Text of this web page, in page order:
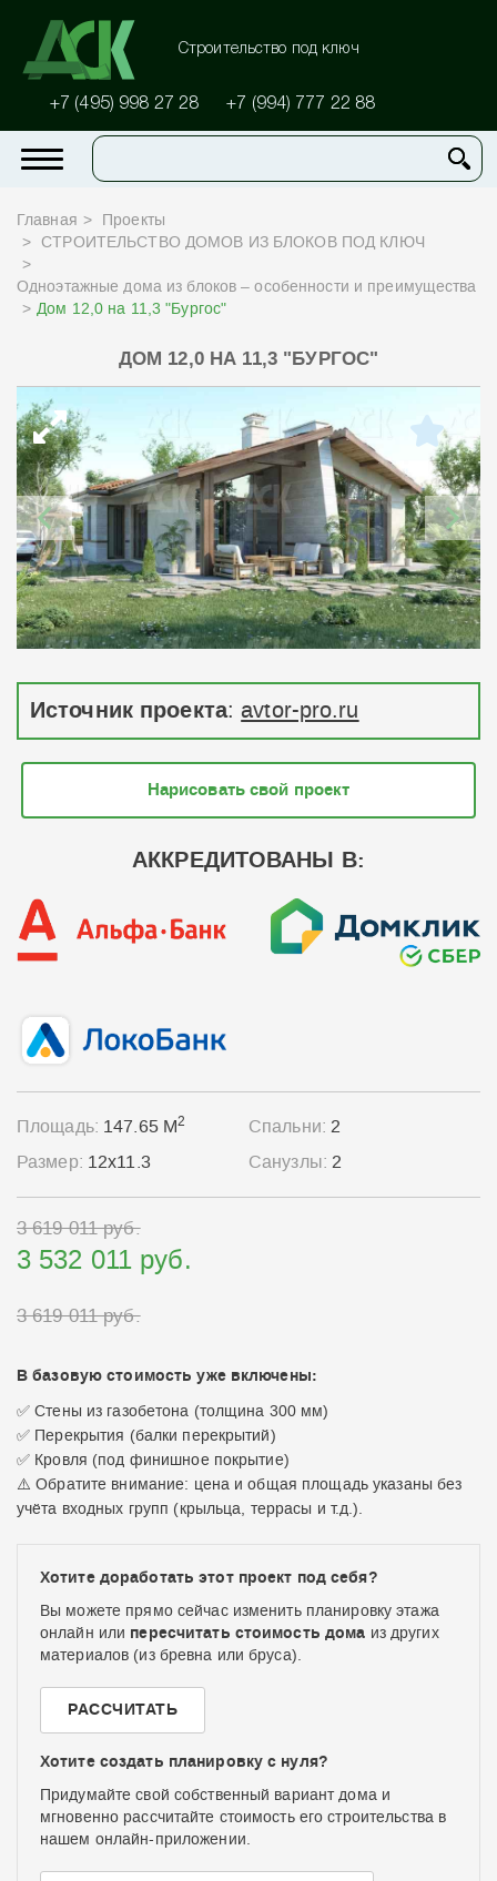
Строительство под ключ
+7 (495) 998 27 28 +7 (994) 777 22 88
Главная
Проекты
СТРОИТЕЛЬСТВО ДОМОВ ИЗ БЛОКОВ ПОД КЛЮЧ
Одноэтажные дома из блоков – особенности и преимущества
Дом 12,0 на 11,3 "Бургос"
ДОМ 12,0 НА 11,3 "БУРГОС"
Источник проекта:avtor-pro.ru
Нарисовать свой проект
АККРЕДИТОВАНЫ В:
Площадь: 147.65 М2
Размер: 12x11.3
Спальни:2
Санузлы:2
3 619 011 руб.
3 532 011 руб.
3 619 011 руб.
В базовую стоимость уже включены:
✅ Стены из газобетона (толщина 300 мм)
✅ Перекрытия (балки перекрытий)
✅ Кровля (под финишное покрытие)
⚠️ Обратите внимание: цена и общая площадь указаны без
учёта входных групп (крыльца, террасы и т.д.).
Хотите доработать этот проект под себя?
Вы можете прямо сейчас изменить планировку этажа
онлайн или пересчитать стоимость дома из других
материалов (из бревна или бруса).
РАССЧИТАТЬ
Хотите создать планировку с нуля?
Придумайте свой собственный вариант дома и
мгновенно рассчитайте стоимость его строительства в
нашем онлайн-приложении.